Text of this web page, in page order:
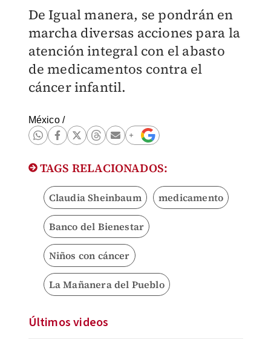
De Igual manera, se pondrán en
marcha diversas acciones para la
atención integral con el abasto
de medicamentos contra el
cáncer infantil.
México/
TAGS RELACIONADOS:
Claudia Sheinbaum medicamento
Banco del Bienestar
Niños con cáncer
La Mañanera del Pueblo
Últimos videos